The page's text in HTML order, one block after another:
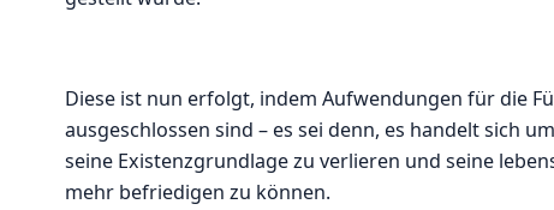
Diese ist nun erfolgt, indem Aufwendungen für die
ausgeschlossen sind – es sei denn, es handelt sich
seine Existenzgrundlage zu verlieren und seine
mehr befriedigen zu können.